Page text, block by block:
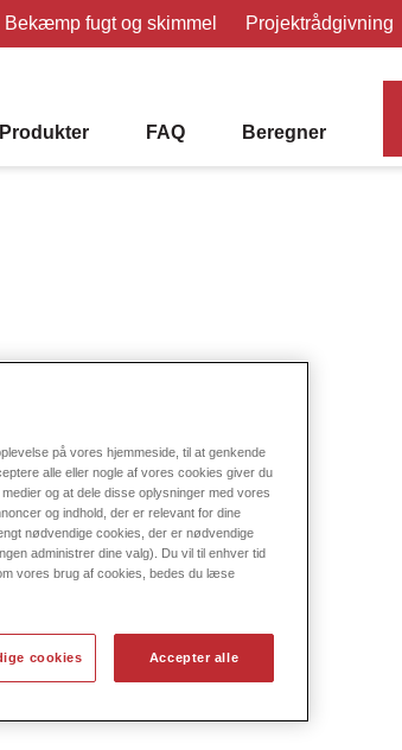
Bekæmp fugt og skimmel Projektrådgivning
Produkter FAQ Beregner
på vores hjemmeside, til at genkende
alle eller nogle af vores cookies giver du
og at dele disse oplysninger med vores
og indhold, der er relevant for dine
nødvendige cookies, der er nødvendige
administrer dine valg). Du vil til enhver tid
vores brug af cookies, bedes du læse
cookies Accepter alle